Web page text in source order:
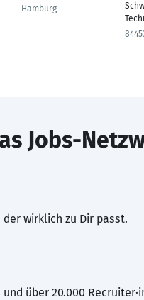
Hamburg
Jobs-
der wirklich zu Dir passt.
über 20.000